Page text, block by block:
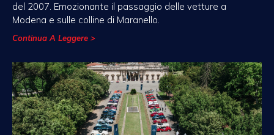
del 2007. Emozionante il passaggio delle vetture a
Modena e sulle colline di Maranello.
Continua A Leggere >